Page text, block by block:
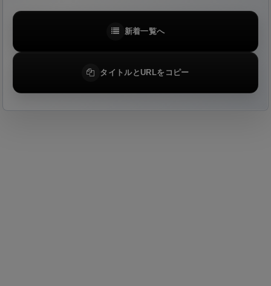
新着一覧へ
タイトルとURLをコピー